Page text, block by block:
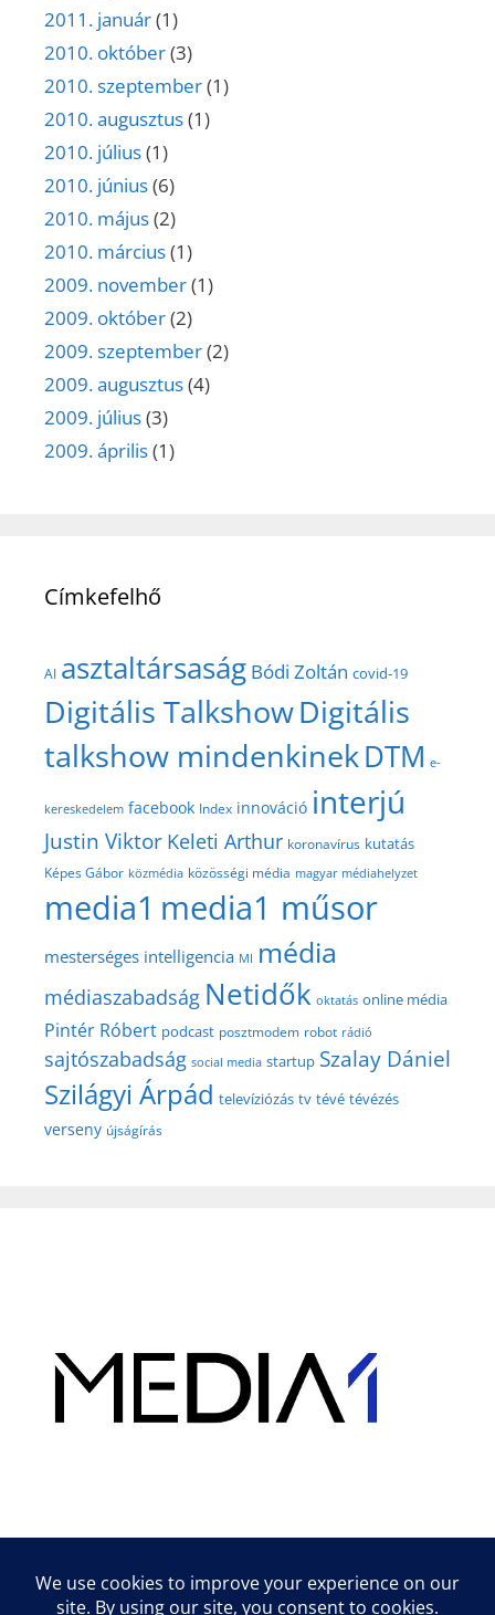
2011. január(1)
2010. október(3)
2010. szeptember(1)
2010. augusztus(1)
2010. július(1)
2010. június(6)
2010. május(2)
2010. március(1)
2009. november(1)
2009. október(2)
2009. szeptember(2)
2009. augusztus(4)
2009. július(3)
2009. április(1)
Címkefelhő
AI asztaltársaság Bódi Zoltán covid-19
Digitális TalkshowDigitális
talkshow mindenkinekDTM e-
kereskedelem facebook Index innováció interjú
Justin Viktor Keleti Arthur koronavírus kutatás
Képes Gábor közmédia közösségi média magyar médiahelyzet
media1 media1 műsor
mesterséges intelligencia MI média
médiaszabadság Netidők oktatás online média
Pintér Róbert podcast posztmodem robot rádió
sajtószabadság social media startup Szalay Dániel
Szilágyi Árpád televíziózás tv tévé tévézés
verseny újságírás